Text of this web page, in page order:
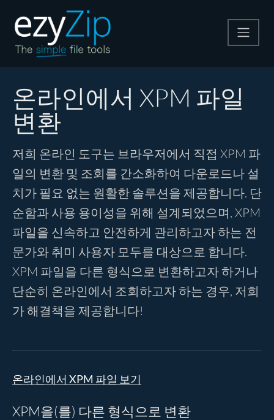
압축 해제
변환
기타 도구
온라인에서 XPM 파일
변환
저희 온라인 도구는 브라우저에서 직접 XPM 파
일의 변환 및 조회를 간소화하여 다운로드나 설
치가 필요 없는 원활한 솔루션을 제공합니다. 단
순함과 사용 용이성을 위해 설계되었으며, XPM
파일을 신속하고 안전하게 관리하고자 하는 전
문가와 취미 사용자 모두를 대상으로 합니다.
XPM 파일을 다른 형식으로 변환하고자 하거나
단순히 온라인에서 조회하고자 하는 경우, 저희
가 해결책을 제공합니다!
온라인에서 XPM 파일 보기
XPM을(를) 다른 형식으로 변환